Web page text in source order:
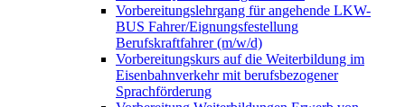
Vorbereitungslehrgang für angehende LKW-
BUS Fahrer/Eignungsfestellung
Berufskraftfahrer (m/w/d)
Vorbereitungskurs auf die Weiterbildung im
Eisenbahnverkehr mit berufsbezogener
Sprachförderung